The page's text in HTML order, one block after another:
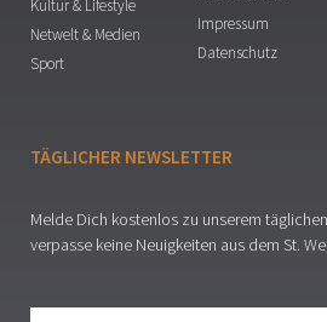
Kultur & Lifestyle
Netwelt & Medien
Sport
Impressum
Datenschutz
TÄGLICHER NEWSLETTER
Melde Dich kostenlos zu unserem
verpasse keine Neuigkeiten aus dem St.